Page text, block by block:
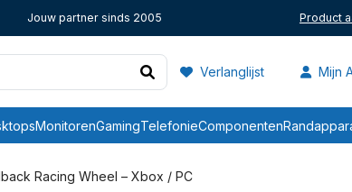
Jouw partner sinds 2005 Product
Verlanglijst Mijn
MonitorenGamingTelefonieComponenten
Racing Wheel – Xbox / PC